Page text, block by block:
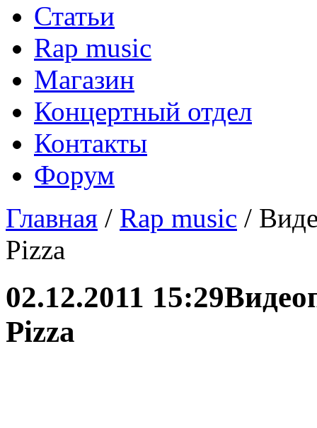
Статьи
Rap music
Магазин
Концертный отдел
Контакты
Форум
Главная / Rap music /
Pizza
02.12.2011 15:29
Pizza